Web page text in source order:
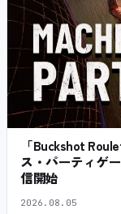
「Buckshot
ス・パーティゲ
信開始
2026.08.05